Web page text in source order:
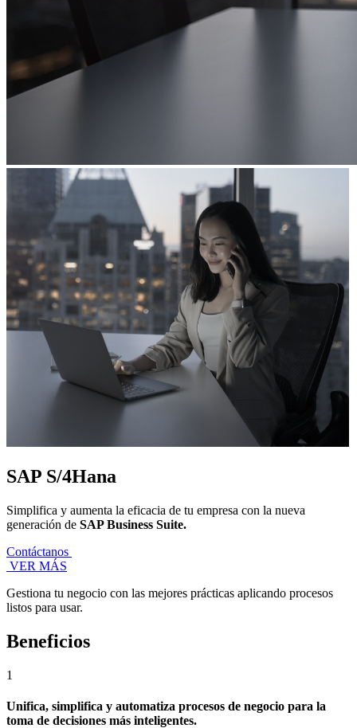
SAP S/4Hana
Simplifica y aumenta la eficacia de tu empresa con la nueva
generación de SAP Business Suite.
Contáctanos
VER MÁS
Gestiona tu negocio con las mejores prácticas aplicando procesos
listos para usar.​
Beneficios
1
Unifica, simplifica y automatiza procesos de negocio para la
toma de decisiones más inteligentes.